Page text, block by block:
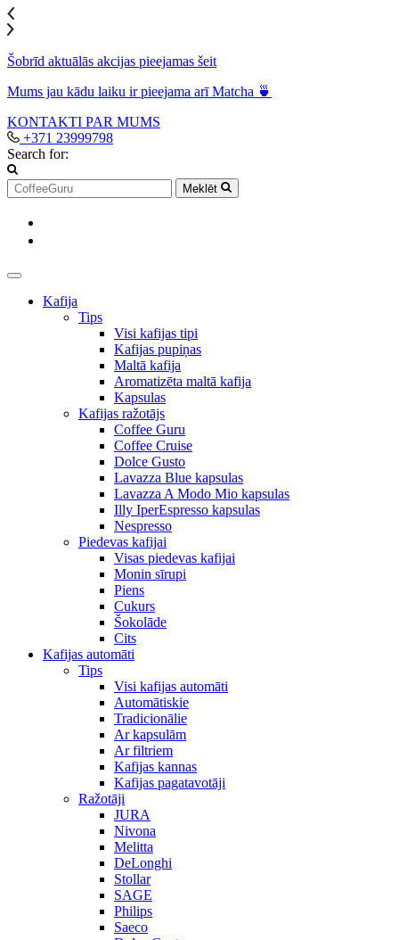
Šobrīd aktuālās akcijas pieejamas šeit
Mums jau kādu laiku ir pieejama arī Matcha 🍵
KONTAKTI PAR MUMS
+371 23999798
Search for:
Meklēt
Kafija
Tips
Visi kafijas tipi
Kafijas pupiņas
Maltā kafija
Aromatizēta maltā kafija
Kapsulas
Kafijas ražotājs
Coffee Guru
Coffee Cruise
Dolce Gusto
Lavazza Blue kapsulas
Lavazza A Modo Mio kapsulas
Illy IperEspresso kapsulas
Nespresso
Piedevas kafijai
Visas piedevas kafijai
Monin sīrupi
Piens
Cukurs
Šokolāde
Cits
Kafijas automāti
Tips
Visi kafijas automāti
Automātiskie
Tradicionālie
Ar kapsulām
Ar filtriem
Kafijas kannas
Kafijas pagatavotāji
Ražotāji
JURA
Nivona
Melitta
DeLonghi
Stollar
SAGE
Philips
Saeco